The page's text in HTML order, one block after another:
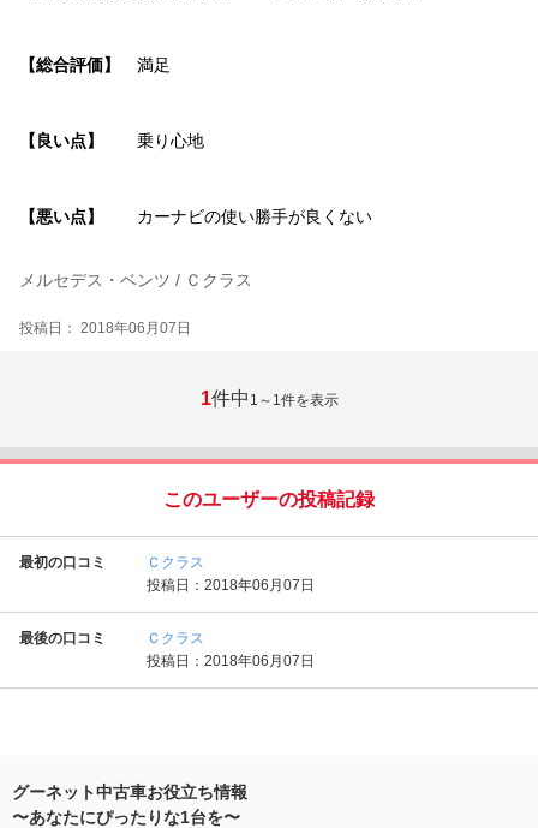
【総合評価】 満足
【良い点】 乗り心地
【悪い点】 カーナビの使い勝手が良くない
メルセデス・ベンツ / Ｃクラス
投稿日： 2018年06月07日
1件中 1～1件を表示
このユーザーの投稿記録
最初の口コミ
Ｃクラス
投稿日：2018年06月07日
最後の口コミ
Ｃクラス
投稿日：2018年06月07日
グーネット中古車お役立ち情報
〜あなたにぴったりな1台を〜